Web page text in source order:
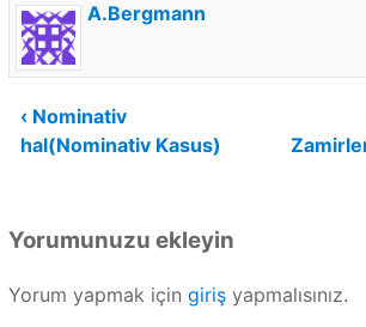
A.Bergmann
Yazı
gezinmesi
‹ Nominativ
hal(Nominativ Kasus)
Yorumunuzu ekleyin
Yorum yapmak için girişyapmalısınız.